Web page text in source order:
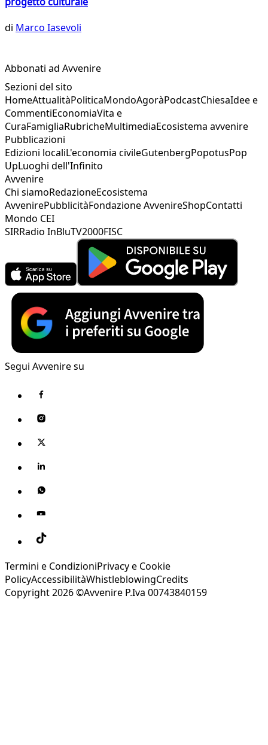
di Marco Iasevoli
Abbonati ad Avvenire
Sezioni del sito
HomeAttualitàPoliticaMondoAgoràPodcastChiesaIdee e
CommentiEconomiaVita e
CuraFamigliaRubricheMultimediaEcosistema avvenire
Pubblicazioni
Edizioni localiL'economia civileGutenbergPopotusPop
UpLuoghi dell'Infinito
Avvenire
Chi siamoRedazioneEcosistema
AvvenirePubblicitàFondazione AvvenireShopContatti
Mondo CEI
SIRRadio InBluTV2000FISC
Segui Avvenire su
Termini e CondizioniPrivacy e Cookie
PolicyAccessibilitàWhistleblowingCredits
Copyright 2026 ©Avvenire P.Iva 00743840159